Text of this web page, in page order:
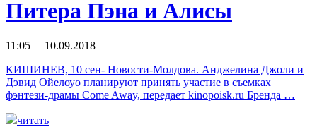
Питера Пэна и Алисы
11:05 10.09.2018
КИШИНЕВ, 10 сен- Новости-Молдова. Анджелина Джоли и
Дэвид Ойелоуо планируют принять участие в съемках
фэнтези-драмы Come Away, передает kinopoisk.ru Бренда …
читать